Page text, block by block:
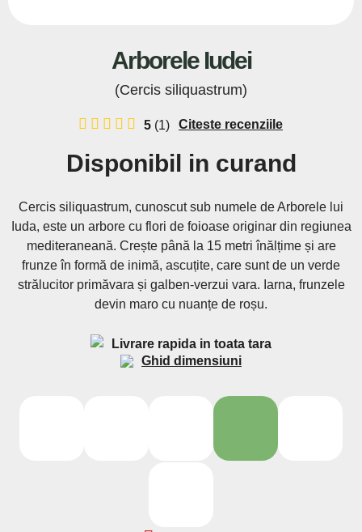
Arborele Iudei
(Cercis siliquastrum)
5 (1) Citeste recenziile
Disponibil in curand
Cercis siliquastrum, cunoscut sub numele de Arborele lui
Iuda, este un arbore cu flori de foioase originar din regiunea
mediteraneană. Crește până la 15 metri înălțime și are
frunze în formă de inimă, ascuțite, care sunt de un verde
strălucitor primăvara și galben-verzui vara. Iarna, frunzele
devin maro cu nuanțe de roșu.
Livrare rapida in toata tara
Ghid dimensiuni
80/100 100/150